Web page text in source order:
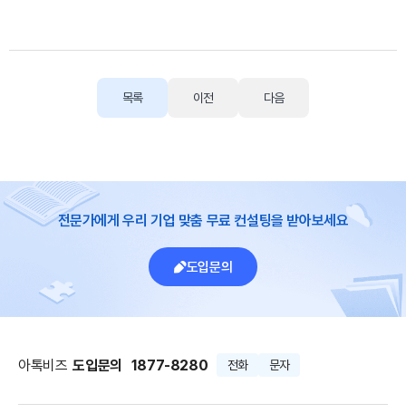
목록 이전 다음
전문가에게 우리 기업 맞춤 무료 컨설팅을 받아보세요
도입문의
아톡비즈 도입문의 1877-8280 전화 문자